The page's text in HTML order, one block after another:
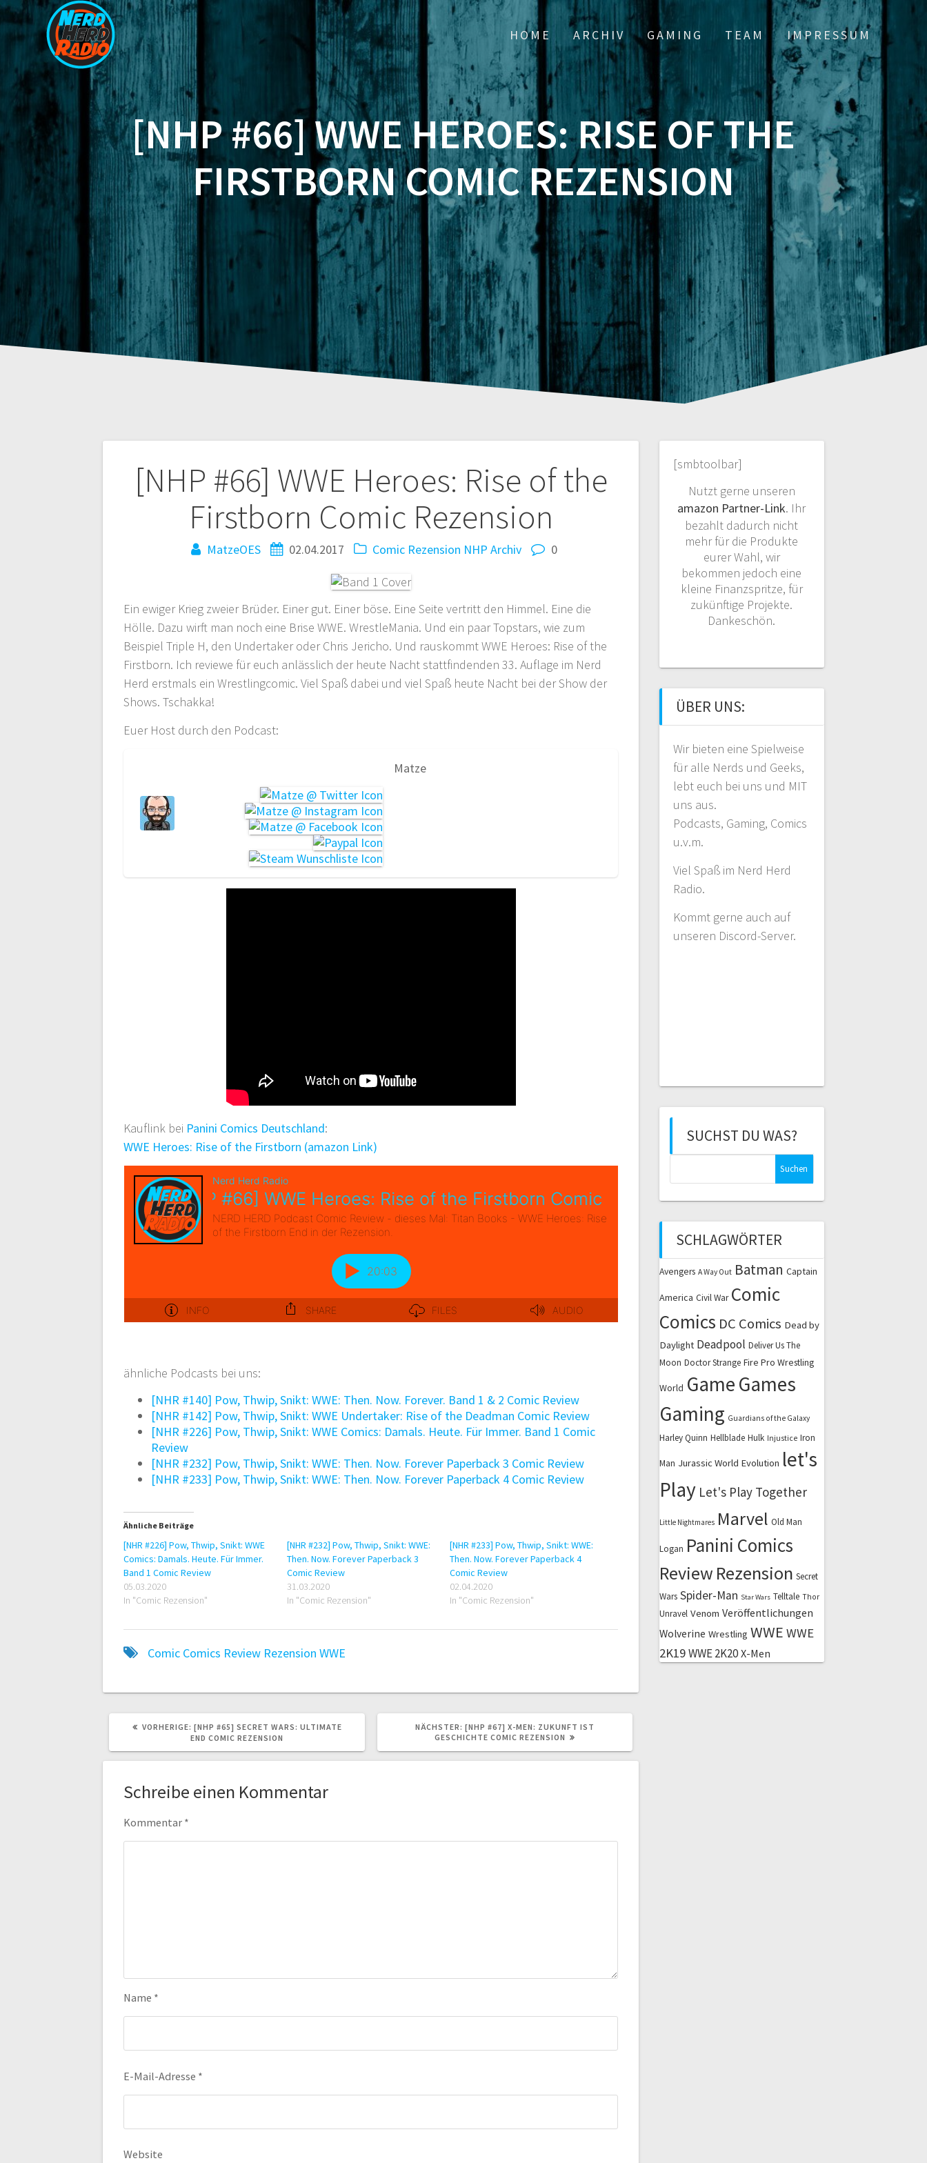
Zum
Inhalt
springen
HOME ARCHIV GAMING TEAM IMPRESSUM
[NHP #66] WWE HEROES: RISE OF THE
FIRSTBORN COMIC REZENSION
[NHP #66] WWE Heroes: Rise of the
Firstborn Comic Rezension
MatzeOES 02.04.2017 Comic Rezension NHP Archiv 0
Ein ewiger Krieg zweier Brüder. Einer gut. Einer böse. Eine Seite vertritt den Himmel. Eine die
Hölle. Dazu wirft man noch eine Brise WWE. WrestleMania. Und ein paar Topstars, wie zum
Beispiel Triple H, den Undertaker oder Chris Jericho. Und rauskommt WWE Heroes: Rise of the
Firstborn. Ich reviewe für euch anlässlich der heute Nacht stattfindenden 33. Auflage im Nerd
Herd erstmals ein Wrestlingcomic. Viel Spaß dabei und viel Spaß heute Nacht bei der Show der
Shows. Tschakka!
Euer Host durch den Podcast:
Matze
Kauflink bei Panini Comics Deutschland:
WWE Heroes: Rise of the Firstborn (amazon Link)
ähnliche Podcasts bei uns:
[NHR #140] Pow, Thwip, Snikt: WWE: Then. Now. Forever. Band 1 & 2 Comic Review
[NHR #142] Pow, Thwip, Snikt: WWE Undertaker: Rise of the Deadman Comic Review
[NHR #226] Pow, Thwip, Snikt: WWE Comics: Damals. Heute. Für Immer. Band 1 Comic
Review
[NHR #232] Pow, Thwip, Snikt: WWE: Then. Now. Forever Paperback 3 Comic Review
[NHR #233] Pow, Thwip, Snikt: WWE: Then. Now. Forever Paperback 4 Comic Review
Ähnliche Beiträge
[NHR #226] Pow, Thwip, Snikt: WWE
Comics: Damals. Heute. Für Immer.
Band 1 Comic Review
05.03.2020
In "Comic Rezension"
[NHR #232] Pow, Thwip, Snikt: WWE:
Then. Now. Forever Paperback 3
Comic Review
31.03.2020
In "Comic Rezension"
[NHR #233] Pow, Thwip, Snikt: WWE:
Then. Now. Forever Paperback 4
Comic Review
02.04.2020
In "Comic Rezension"
Comic Comics Review Rezension WWE
Beitragsnavigation
VORHERIGE: VORHERIGER
BEITRAG:
[NHP #65] SECRET WARS: ULTIMATE
END COMIC REZENSION
NÄCHSTER: NÄCHSTER
BEITRAG:
[NHP #67] X-MEN: ZUKUNFT IST
GESCHICHTE COMIC REZENSION
Schreibe einen Kommentar
Kommentar *
Name *
E-Mail-Adresse *
Website
[smbtoolbar]
Nutzt gerne unseren
amazon Partner-Link. Ihr
bezahlt dadurch nicht
mehr für die Produkte
eurer Wahl, wir
bekommen jedoch eine
kleine Finanzspritze, für
zukünftige Projekte.
Dankeschön.
ÜBER UNS:
Wir bieten eine Spielweise
für alle Nerds und Geeks,
lebt euch bei uns und MIT
uns aus.
Podcasts, Gaming, Comics
u.v.m.
Viel Spaß im Nerd Herd
Radio.
Kommt gerne auch auf
unseren Discord-Server.
SUCHST DU WAS?
SCHLAGWÖRTER
Avengers A Way Out Batman Captain
America Civil War Comic
Comics DC Comics Dead by
Daylight Deadpool Deliver Us The
Moon Doctor Strange Fire Pro Wrestling
World GameGames
Gaming Guardians of the Galaxy
Harley Quinn Hellblade Hulk Injustice Iron
Man Jurassic World Evolution let's
Play Let's Play Together
Little Nightmares Marvel Old Man
Logan Panini Comics
Review Rezension Secret
Wars Spider-Man Star Wars Telltale Thor
Unravel Venom Veröffentlichungen
Wolverine Wrestling WWE WWE
2K19WWE 2K20 X-Men